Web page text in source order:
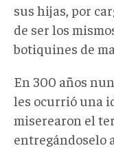
sus hijas, por
de ser los
botiquines de
En 300 años
les ocurrió una
miserearon el
entregándoselo